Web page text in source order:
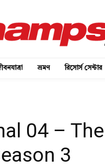
ভ্রমণ রিসোর্স সেন্টার
04 – The
3